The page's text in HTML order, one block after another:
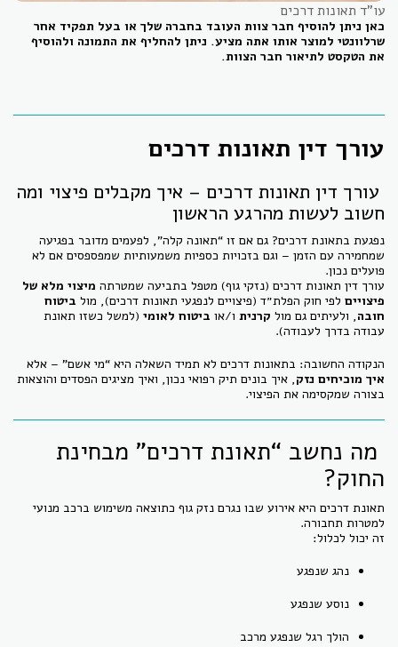
עו"ד תאונות דרכים
כאן ניתן להוסיף חבר צוות העובד בחברה שלך או בעל תפקיד אחר
שרלוונטי למוצר אותו אתה מציע. ניתן להחליף את התמונה ולהוסיף
את הטקסט לתיאור חבר הצוות.
עורך דין תאונות דרכים
עורך דין תאונות דרכים – איך מקבלים פיצוי ומה
חשוב לעשות מהרגע הראשון
נפגעת בתאונת דרכים? גם אם זו “תאונה קלה”, לפעמים מדובר בפגיעה
שמחמירה עם הזמן – וגם בזכויות כספיות משמעותיות שמפספסים אם לא
פועלים נכון.
עורך דין תאונות דרכים (נזקי גוף) מטפל בתביעה שמטרתה מיצוי מלא של
פיצויים לפי חוק הפלת״ד (פיצויים לנפגעי תאונות דרכים), מול ביטוח
חובה, ולעיתים גם מול קרנית ו/או ביטוח לאומי (למשל כשזו תאונת
עבודה בדרך לעבודה).
הנקודה החשובה: בתאונות דרכים לא תמיד השאלה היא “מי אשם” – אלא
איך מוכיחים נזק, איך בונים תיק רפואי נכון, ואיך מציגים הפסדים והוצאות
בצורה שמקסימה את הפיצוי.
מה נחשב “תאונת דרכים” מבחינת
החוק?
תאונת דרכים היא אירוע שבו נגרם נזק גוף כתוצאה משימוש ברכב מנועי
למטרות תחבורה.
זה יכול לכלול:
נהג שנפגע
נוסע שנפגע
הולך רגל שנפגע מרכב